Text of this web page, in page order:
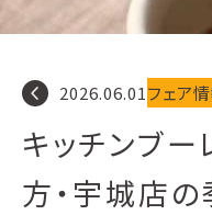
navigate_before 2026.06.01フェア
キッチンブー
方・宇城店